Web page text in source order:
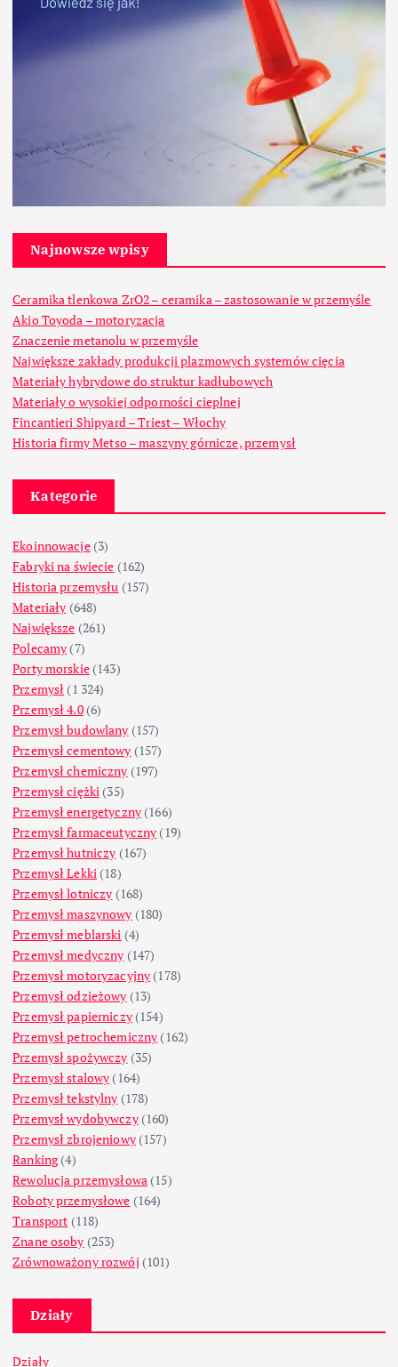
Najnowsze wpisy
Ceramika tlenkowa ZrO2 – ceramika – zastosowanie w przemyśle
Akio Toyoda – motoryzacja
Znaczenie metanolu w przemyśle
Największe zakłady produkcji plazmowych systemów cięcia
Materiały hybrydowe do struktur kadłubowych
Materiały o wysokiej odporności cieplnej
Fincantieri Shipyard – Triest – Włochy
Historia firmy Metso – maszyny górnicze, przemysł
Kategorie
Ekoinnowacje(3)
Fabryki na świecie (162)
Historia przemysłu (157)
Materiały (648)
Największe (261)
Polecamy (7)
Porty morskie(143)
Przemysł (1 324)
Przemysł 4.0(6)
Przemysł budowlany (157)
Przemysł cementowy (157)
Przemysł chemiczny (197)
Przemysł ciężki (35)
Przemysł energetyczny (166)
Przemysł farmaceutyczny (19)
Przemysł hutniczy (167)
Przemysł Lekki (18)
Przemysł lotniczy (168)
Przemysł maszynowy (180)
Przemysł meblarski (4)
Przemysł medyczny (147)
Przemysł motoryzacyjny (178)
Przemysł odzieżowy (13)
Przemysł papierniczy(154)
Przemysł petrochemiczny (162)
Przemysł spożywczy (35)
Przemysł stalowy (164)
Przemysł tekstylny (178)
Przemysł wydobywczy(160)
Przemysł zbrojeniowy(157)
Ranking(4)
Rewolucja przemysłowa (15)
Roboty przemysłowe (164)
Transport (118)
Znane osoby (253)
Zrównoważony rozwój (101)
Działy
Działy